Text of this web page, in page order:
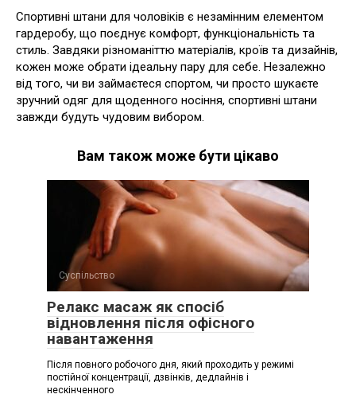
Спортивні штани для чоловіків є незамінним елементом
гардеробу, що поєднує комфорт, функціональність та
стиль. Завдяки різноманіттю матеріалів, кроїв та дизайнів,
кожен може обрати ідеальну пару для себе. Незалежно
від того, чи ви займаєтеся спортом, чи просто шукаєте
зручний одяг для щоденного носіння, спортивні штани
завжди будуть чудовим вибором.
Вам також може бути цікаво
Суспільство
Релакс масаж як спосіб
відновлення після офісного
навантаження
Після повного робочого дня, який проходить у режимі
постійної концентрації, дзвінків, дедлайнів і
нескінченного